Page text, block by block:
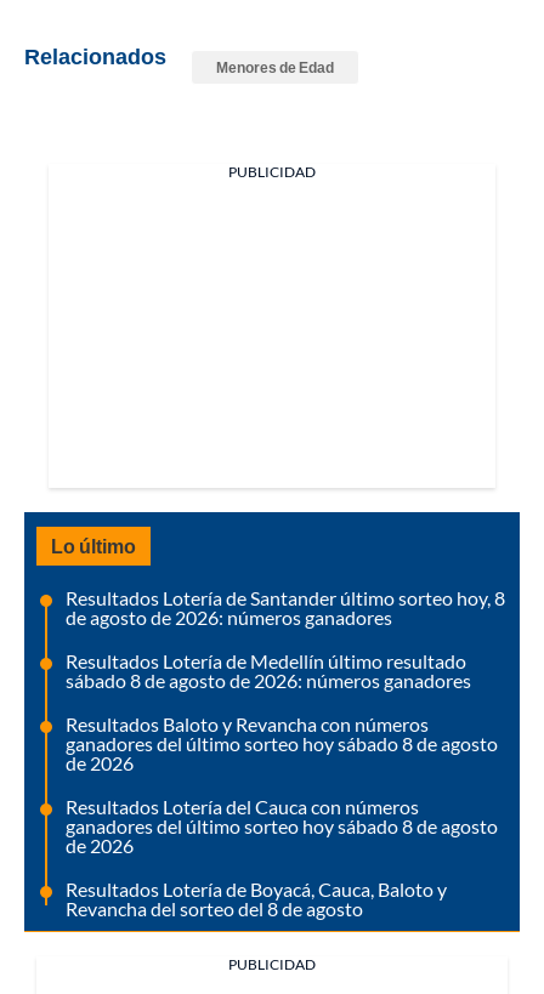
Relacionados Menores de Edad
PUBLICIDAD
Lo último
Resultados Lotería de Santander último sorteo hoy, 8
de agosto de 2026: números ganadores
Resultados Lotería de Medellín último resultado
sábado 8 de agosto de 2026: números ganadores
Resultados Baloto y Revancha con números
ganadores del último sorteo hoy sábado 8 de agosto
de 2026
Resultados Lotería del Cauca con números
ganadores del último sorteo hoy sábado 8 de agosto
de 2026
Resultados Lotería de Boyacá, Cauca, Baloto y
Revancha del sorteo del 8 de agosto
PUBLICIDAD